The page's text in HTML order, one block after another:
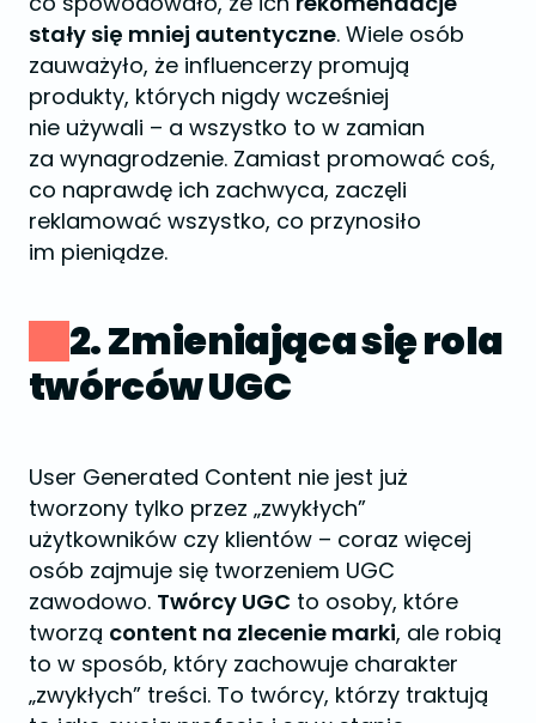
stały się mniej autentyczne. Wiele osób
zauważyło, że influencerzy promują
produkty, których nigdy wcześniej
nie używali – a wszystko to w zamian
za wynagrodzenie. Zamiast promować coś,
co naprawdę ich zachwyca, zaczęli
reklamować wszystko, co przynosiło
im pieniądze.
2. Zmieniająca się rola
twórców UGC
User Generated Content nie jest już
tworzony tylko przez „zwykłych”
użytkowników czy klientów – coraz więcej
osób zajmuje się tworzeniem UGC
zawodowo. Twórcy UGC to osoby, które
tworzą content na zlecenie marki, ale robią
to w sposób, który zachowuje charakter
„zwykłych” treści. To twórcy, którzy traktują